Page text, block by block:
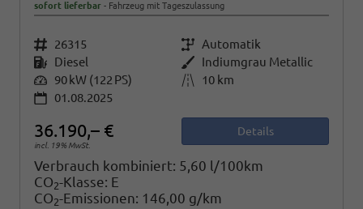
sofort lieferbar Fahrzeug mit Tageszulassung
Fahrzeugnr. 26315 Getriebe Automatik
Kraftstoff Diesel Außenfarbe Indiumgrau Metallic
Leistung 90 kW (122 PS) Kilometerstand
10 km
01.08.2025
36.190,– €
incl. 19% MwSt.
Details
Verbrauch kombiniert: 5,60 l/100km
CO2-Klasse: E
CO2-Emissionen: 146,00 g/km